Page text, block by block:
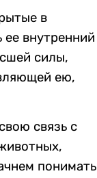
в
внутренний
силы,
ею,
связь с
понимать